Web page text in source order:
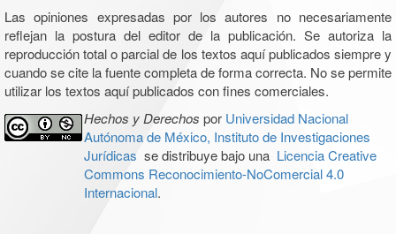
Las opiniones expresadas por los autores no necesariamente
reflejan la postura del editor de la publicación. Se autoriza la
reproducción total o parcial de los textos aquí publicados siempre y
cuando se cite la fuente completa de forma correcta. No se permite
utilizar los textos aquí publicados con fines comerciales.
Hechos y Derechos por Universidad Nacional
Autónoma de México, Instituto de Investigaciones
Jurídicas se distribuye bajo una Licencia Creative
Commons Reconocimiento-NoComercial 4.0
Internacional.